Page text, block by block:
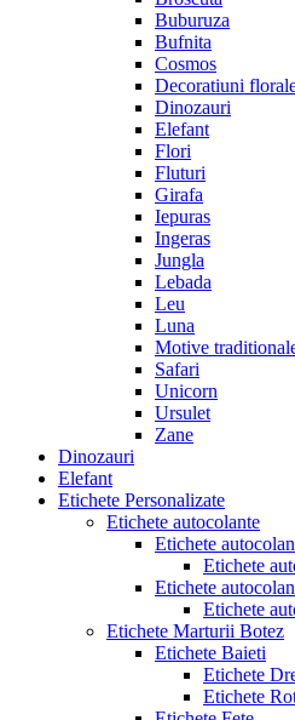
Buburuza
Bufnita
Cosmos
Decoratiuni
Dinozauri
Elefant
Flori
Fluturi
Girafa
Iepuras
Ingeras
Jungla
Lebada
Leu
Luna
Motive
Safari
Unicorn
Ursulet
Zane
Dinozauri
Elefant
Etichete Personalizate
Etichete autocolante
Etichete
Etichete
Etichete
Etichete
Etichete Marturii Botez
Etichete Baieti
Etichete
Etichete